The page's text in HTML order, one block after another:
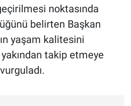
noktasında
belirten Başkan
yaşam kalitesini
takip etmeye